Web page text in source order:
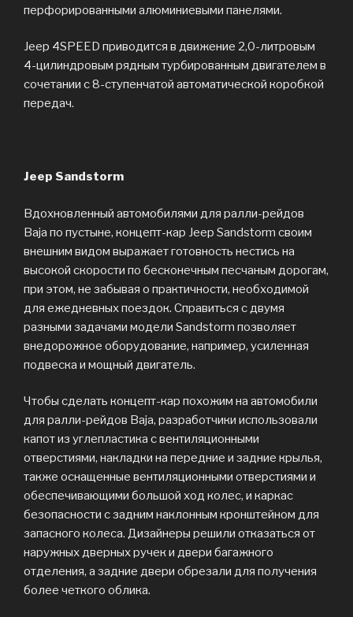
перфорированными алюминиевыми панелями.
Jeep 4SPEED приводится в движение 2,0-литровым
4-цилиндровым рядным турбированным двигателем в
сочетании с 8-ступенчатой автоматической коробкой
передач.
Jeep Sandstorm
Вдохновленный автомобилями для ралли-рейдов
Baja по пустыне, концепт-кар Jeep Sandstorm своим
внешним видом выражает готовность нестись на
высокой скорости по бесконечным песчаным дорогам,
при этом, не забывая о практичности, необходимой
для ежедневных поездок. Справиться с двумя
разными задачами модели Sandstorm позволяет
внедорожное оборудование, например, усиленная
подвеска и мощный двигатель.
Чтобы сделать концепт-кар похожим на автомобили
для ралли-рейдов Baja, разработчики использовали
капот из углепластика с вентиляционными
отверстиями, накладки на передние и задние крылья,
также оснащенные вентиляционными отверстиями и
обеспечивающими большой ход колес, и каркас
безопасности с задним наклонным кронштейном для
запасного колеса. Дизайнеры решили отказаться от
наружных дверных ручек и двери багажного
отделения, а задние двери обрезали для получения
более четкого облика.